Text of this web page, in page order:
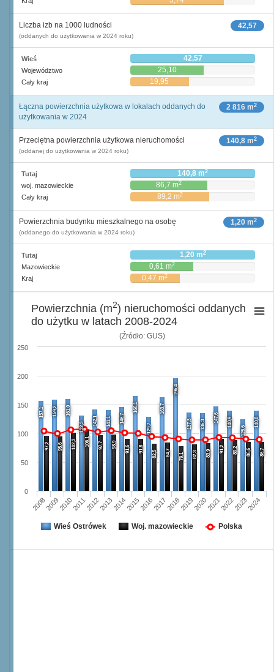
42,57
Liczba izb na 1000 ludności
(oddanych do użytkowania w 2024 roku)
Wieś 42,57
Województwo 25,10
Cały kraj 19,95
2 816 m2
Łączna powierzchnia użytkowa w lokalach oddanych do
użytkowania w 2024
140,8 m2
Przeciętna powierzchnia użytkowa nieruchomości
(oddanej do użytkowania w 2024 roku)
Tutaj 140,8 m2
woj. mazowieckie 86,7 m2
Cały kraj 89,2 m2
1,20 m2
Powierzchnia budynku mieszkalnego na osobę
(oddanego do użytkowania w 2024 roku)
Tutaj 1,20 m2
Mazowieckie 0,61 m2
Kraj 0,47 m2
(Źródło: GUS)
157,1 159,2
161,0
132,3
142,1 141,1 146,7
166,1
129,7
163,7
196,4
137,3 136,3
147,6 140,9
125,6
140,8
97,2 95,6 102,3 106,1 97,7 98,9 91,6 91,8
82,5 84,7 79,1 82,3 83,9 91,2 89,2 86,6 86,7
20082009201020112012201320142015201620172018201920202021202220232024
0
50
100
150
200
250
Powierzchnia (m2) nieruchomości oddanych
do użytku w latach 2008-2024
Wieś Ostrówek Woj. mazowieckie Polska